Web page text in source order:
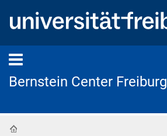
Bernstein Center Freiburg